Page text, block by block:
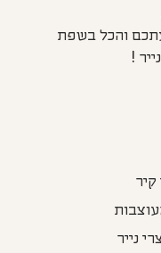
והכל בשפת
!
קיר
נייר